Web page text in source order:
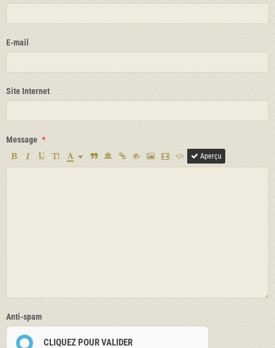
E-mail
Site Internet
Message
Aperçu
Anti-spam
CLIQUEZ POUR VALIDER